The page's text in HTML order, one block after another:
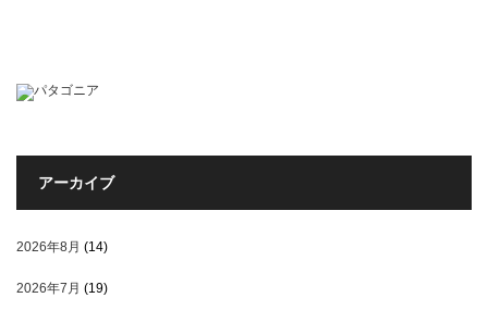
アーカイブ
2026年8月 (14)
2026年7月 (19)